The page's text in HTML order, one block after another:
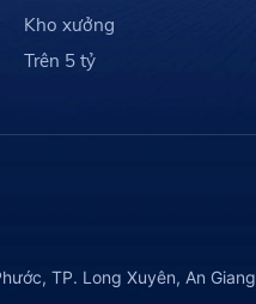
Kho xưởng
Trên 5 tỷ
TP. Long Xuyên, An Giang